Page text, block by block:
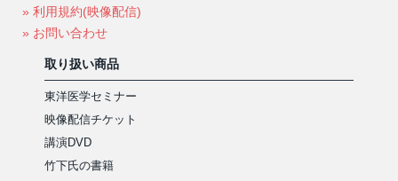
» 利用規約(映像配信)
» お問い合わせ
取り扱い商品
東洋医学セミナー
映像配信チケット
講演DVD
竹下氏の書籍